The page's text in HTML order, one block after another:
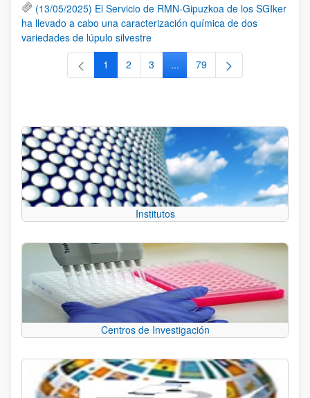
(13/05/2025) El Servicio de RMN-Gipuzkoa de los SGIker
ha llevado a cabo una caracterización química de dos
variedades de lúpulo silvestre
Página
1 Página
2 Página
3 ...Páginas intermedias Use TAB
Página
79
Institutos
Centros de Investigación